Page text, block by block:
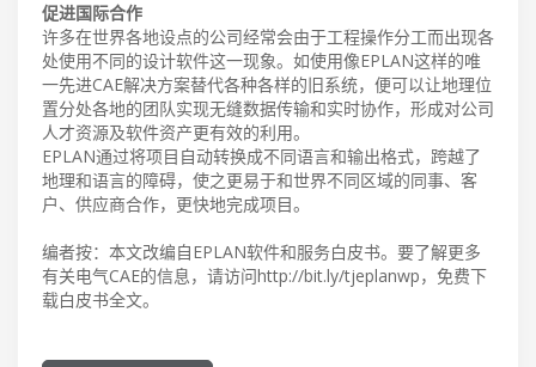
促进国际合作
许多在世界各地设点的公司经常会由于工程操作分工而出现各
处使用不同的设计软件这一现象。如使用像EPLAN这样的唯
一先进CAE解决方案替代各种各样的旧系统，便可以让地理位
置分处各地的团队实现无缝数据传输和实时协作，形成对公司
人才资源及软件资产更有效的利用。
EPLAN通过将项目自动转换成不同语言和输出格式，跨越了
地理和语言的障碍，使之更易于和世界不同区域的同事、客
户、供应商合作，更快地完成项目。
编者按：本文改编自EPLAN软件和服务白皮书。要了解更多
有关电气CAE的信息，请访问http://bit.ly/tjeplanwp，免费下
载白皮书全文。